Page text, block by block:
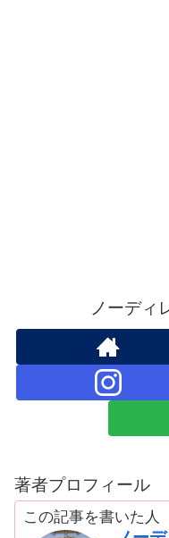
ノーディ
著者プロフィール
この記事を書いた人